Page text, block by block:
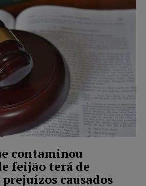
contaminou
feijão terá de
causados